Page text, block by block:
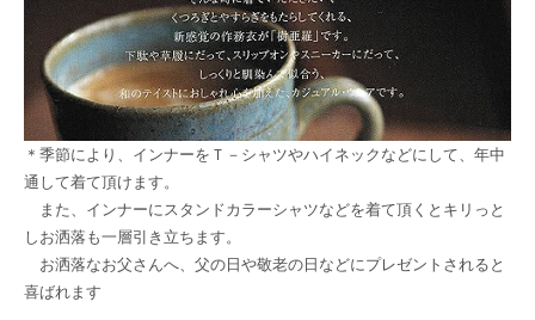
＊季節により、インナーをＴ－シャツやハイネックなどにして、年中
通して着て頂けます。
また、インナーにスタンドカラーシャツなどを着て頂くとキリっと
しお洒落も一層引き立ちます。
お洒落なお父さんへ、父の日や敬老の日などにプレゼントされると
喜ばれます